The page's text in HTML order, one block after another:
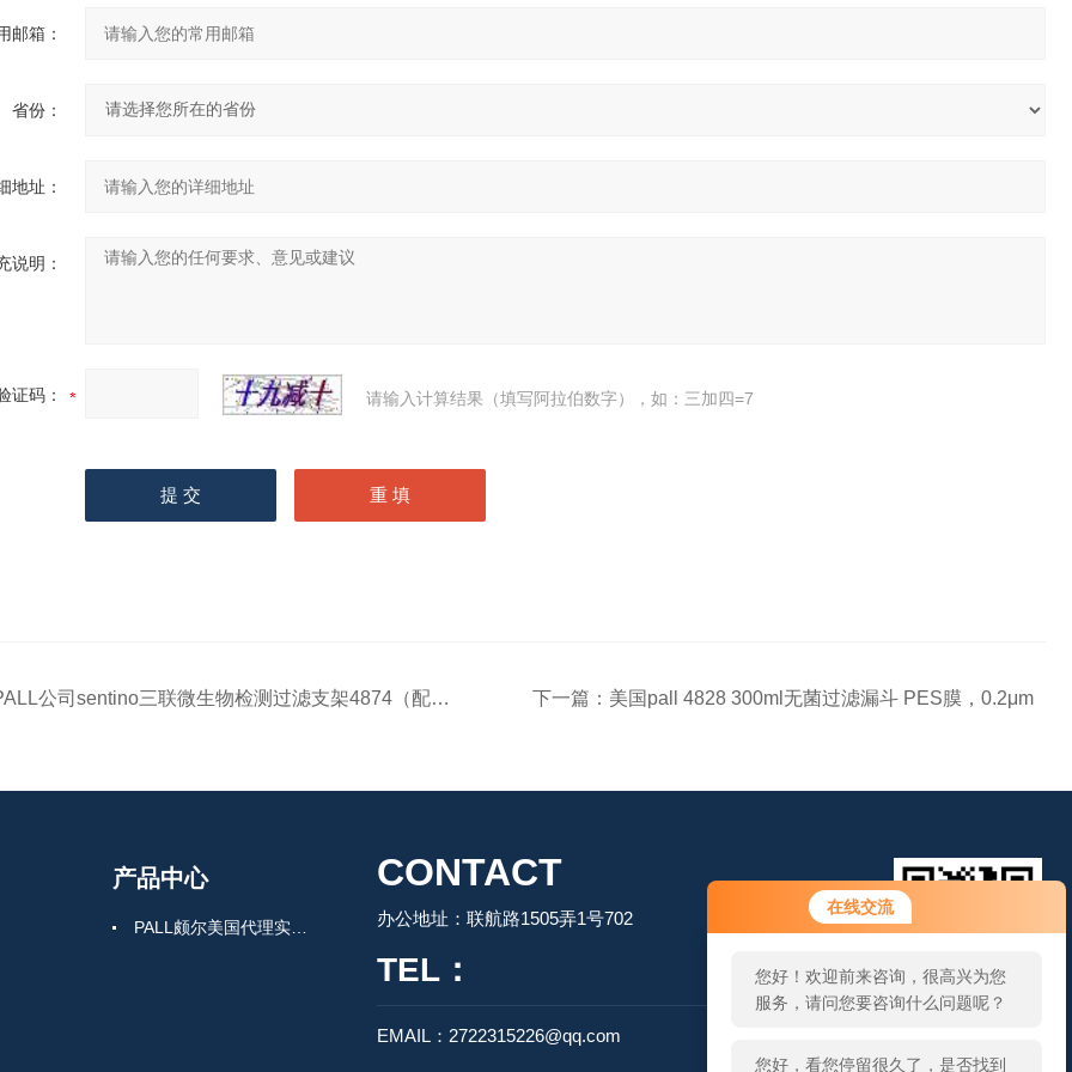
在线交流
您好！欢迎前来咨询，很高兴为您
服务，请问您要咨询什么问题呢？
您好，看您停留很久了，是否找到
了需求产品，您可以直接在线与我
邮箱：
省份：
地址：
说明：
证码： 请输入计算结果（填写阿拉伯数字），如：三加四=7
公司sentino三联微生物检测过滤支架4874（配套漏斗4871） 下一篇： 美国pall 4828 300ml无菌过滤漏斗 PES膜，0.2μm
产品中心 CONTACT
办公地址：联航路1505弄1号702
TEL：
EMAIL：2722315226@qq.com